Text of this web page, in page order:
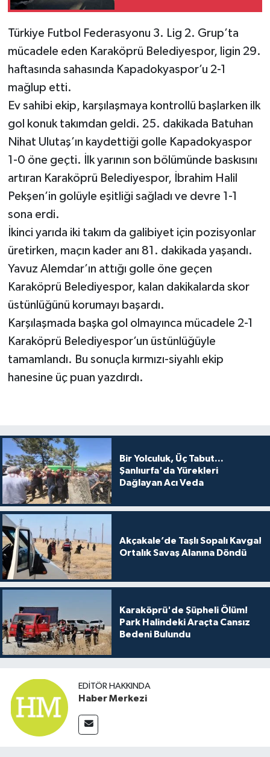
Türkiye Futbol Federasyonu 3. Lig 2. Grup’ta
mücadele eden Karaköprü Belediyespor, ligin 29.
haftasında sahasında Kapadokyaspor’u 2-1
mağlup etti.
Ev sahibi ekip, karşılaşmaya kontrollü başlarken ilk
gol konuk takımdan geldi. 25. dakikada Batuhan
Nihat Ulutaş’ın kaydettiği golle Kapadokyaspor
1-0 öne geçti. İlk yarının son bölümünde baskısını
artıran Karaköprü Belediyespor, İbrahim Halil
Pekşen’in golüyle eşitliği sağladı ve devre 1-1
sona erdi.
İkinci yarıda iki takım da galibiyet için pozisyonlar
üretirken, maçın kader anı 81. dakikada yaşandı.
Yavuz Alemdar’ın attığı golle öne geçen
Karaköprü Belediyespor, kalan dakikalarda skor
üstünlüğünü korumayı başardı.
Karşılaşmada başka gol olmayınca mücadele 2-1
Karaköprü Belediyespor’un üstünlüğüyle
tamamlandı. Bu sonuçla kırmızı-siyahlı ekip
hanesine üç puan yazdırdı.
Bir Yolculuk, Üç Tabut...
Şanlıurfa'da Yürekleri
Dağlayan Acı Veda
Akçakale’de Taşlı Sopalı Kavga!
Ortalık Savaş Alanına Döndü
Karaköprü'de Şüpheli Ölüm!
Park Halindeki Araçta Cansız
Bedeni Bulundu
EDITÖR HAKKINDA
Haber Merkezi